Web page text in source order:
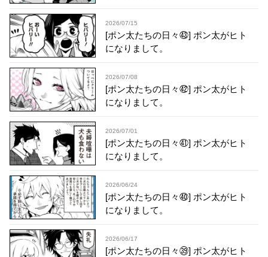
2026/07/15
[ポン太たちの日々㊸] ポン太がヒト
になりまして。
2026/07/08
[ポン太たちの日々㊷] ポン太がヒト
になりまして。
2026/07/01
[ポン太たちの日々㊶] ポン太がヒト
になりまして。
2026/06/24
[ポン太たちの日々㊵] ポン太がヒト
になりまして。
2026/06/17
[ポン太たちの日々㊴] ポン太がヒト